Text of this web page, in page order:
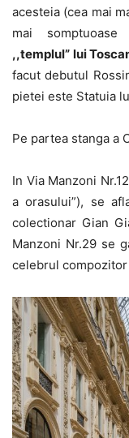
acesteia (cea mai
mai
,,templul” lui
facut debutul
pietei este Statuia
Pe partea stanga a
In Via Manzoni
a orasului”), se
colectionar Gian
Manzoni Nr.29 se
celebrul